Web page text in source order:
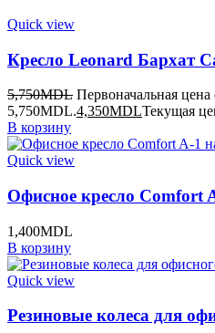
Quick view
Кресло Leonard Бархат
5,750MDL Первоначальная цена
5,750MDL.4,350MDLТекущая
В корзину
Quick view
Офисное кресло Comfort
1,400MDL
В корзину
Quick view
Резиновые колеса для